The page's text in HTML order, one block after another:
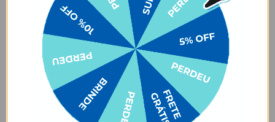
de acordo com a opção escolhida no momento da compra.
- Isso significa que a produção só começa após a confirmação do
pedido, e o item é criado exclusivamente com a estampa
selecionada,mesmo quando não há customização com nome
- Por isso, é super importante conferir com atenção todos os
detalhes antes de finalizar a compra, como modelo, estampa e
variações escolhidas.
- Após o início da produção,
não é possível realizar
cancelamentos ou alterações, pois o produto não pode retornar